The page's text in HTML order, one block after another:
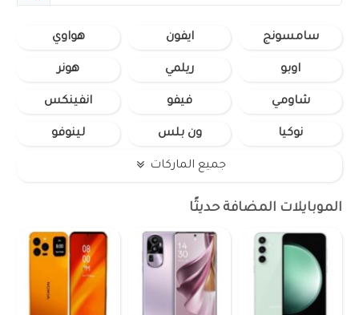
سامسونج ايفون هواوي
اوبو ريلمي هونر
شاومي فيفو انفينكس
نوكيا ون بلس لينوفو
جميع الماركات
الموبايلات المضافة حديثًا